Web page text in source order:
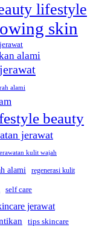
lifestyle
skin
jerawat
alami
alami
beauty
jerawat
kulit wajah
alami regenerasi kulit
self care
jerawat
tips skincare